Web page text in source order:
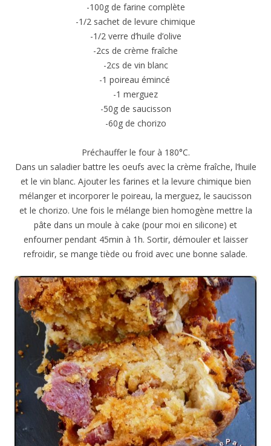
-100g de farine complète
-1/2 sachet de levure chimique
-1/2 verre d’huile d’olive
-2cs de crème fraîche
-2cs de vin blanc
-1 poireau émincé
-1 merguez
-50g de saucisson
-60g de chorizo
Préchauffer le four à 180°C.
Dans un saladier battre les oeufs avec la crème fraîche, l’huile
et le vin blanc. Ajouter les farines et la levure chimique bien
mélanger et incorporer le poireau, la merguez, le saucisson
et le chorizo. Une fois le mélange bien homogène mettre la
pâte dans un moule à cake (pour moi en silicone) et
enfourner pendant 45min à 1h. Sortir, démouler et laisser
refroidir, se mange tiède ou froid avec une bonne salade.